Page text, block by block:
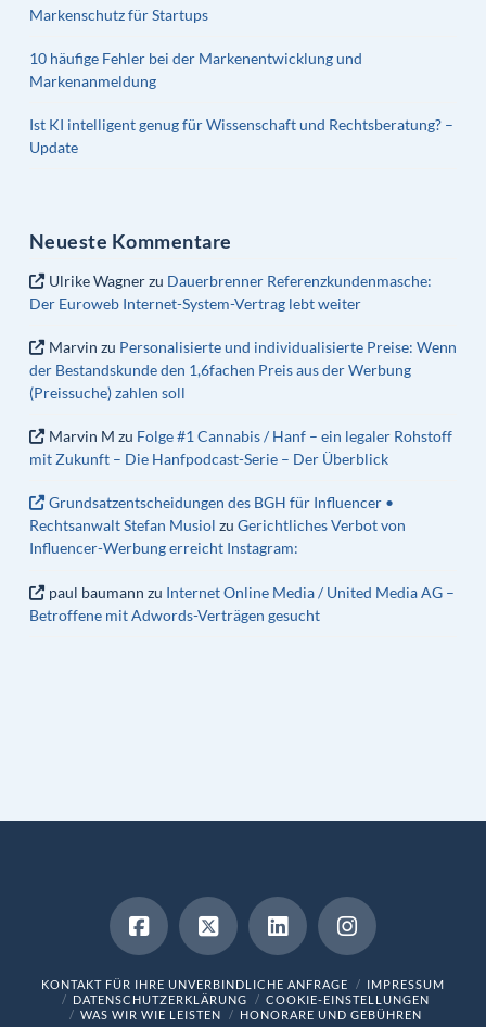
Markenschutz für Startups
10 häufige Fehler bei der Markenentwicklung und
Markenanmeldung
Ist KI intelligent genug für Wissenschaft und Rechtsberatung? –
Update
Neueste Kommentare
Ulrike Wagnerzu Dauerbrenner Referenzkundenmasche:
Der Euroweb Internet-System-Vertrag lebt weiter
Marvin zu Personalisierte und individualisierte Preise: Wenn
der Bestandskunde den 1,6fachen Preis aus der Werbung
(Preissuche) zahlen soll
Marvin M zu Folge #1 Cannabis / Hanf – ein legaler Rohstoff
mit Zukunft – Die Hanfpodcast-Serie – Der Überblick
Grundsatzentscheidungen des BGH für Influencer •
Rechtsanwalt Stefan Musiol zu Gerichtliches Verbot von
Influencer-Werbung erreicht Instagram:
paul baumann zu Internet Online Media / United Media AG –
Betroffene mit Adwords-Verträgen gesucht
KONTAKT FÜR IHRE UNVERBINDLICHE ANFRAGE
IMPRESSUM
DATENSCHUTZERKLÄRUNG
COOKIE-EINSTELLUNGEN
WAS WIR WIE LEISTEN
HONORARE UND GEBÜHREN